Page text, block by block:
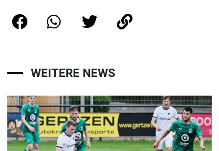
WEITERE NEWS